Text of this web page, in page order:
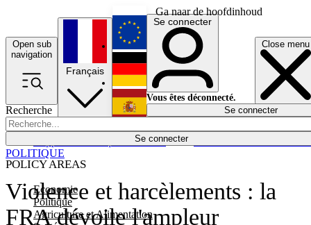
Ga naar de hoofdinhoud
Open sub
navigation
Close menu
Recherche
Se connecter
POLICY AREAS
Economie
Politique
Agriculture et Alimentation
Économie
Français
English
Deutsch
Español
Se connecter
Vous êtes déconnecté.
Se connecter
Violence et harcèlements : la
FRA dévoile l'ampleur
POLITIQUE